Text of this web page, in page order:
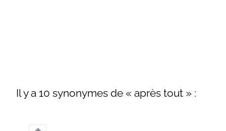
Il y a 10 synonymes de « après tout » :